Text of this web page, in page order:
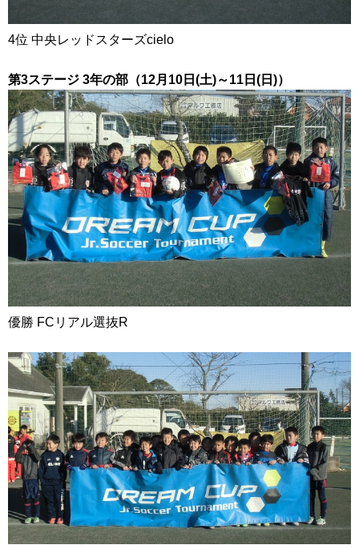
4位 中央レッドスターズcielo
第3ステージ 3年の部（12月10日(土)～11日(日)）
優勝 FCリアル選抜R